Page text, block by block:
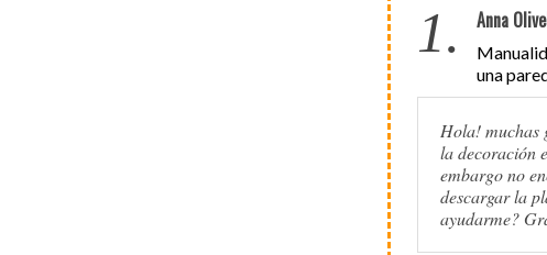
1. Anna
una
Hola! muchas
la decoración
embargo no
descargar la
ayudarme?